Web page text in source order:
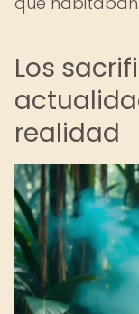
Los
realidad